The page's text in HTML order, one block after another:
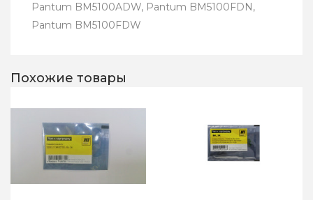
Pantum BM5100ADW, Pantum BM5100FDN,
Pantum BM5100FDW
Похожие товары